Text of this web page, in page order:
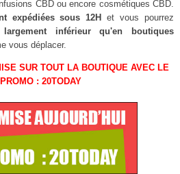
CBD ou encore cosmétiques CBD.
expédiées sous 12H
et vous pourrez
inférieur qu'en boutiques
vous déplacer.
SUR TOUT LA BOUTIQUE AVEC LE
: 20TODAY